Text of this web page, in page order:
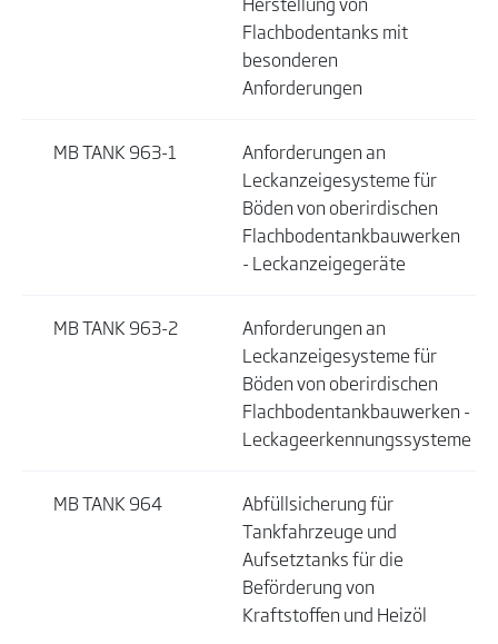
Flachbodentanks mit
besonderen
Anforderungen
MB TANK 963-1
Anforderungen an
Leckanzeigesysteme für
Böden von oberirdischen
Flachbodentankbauwerken
- Leckanzeigegeräte
MB TANK 963-2
Anforderungen an
Leckanzeigesysteme für
Böden von oberirdischen
Flachbodentankbauwerken -
Leckageerkennungssysteme
MB TANK 964
Abfüllsicherung für
Tankfahrzeuge und
Aufsetztanks für die
Beförderung von
Kraftstoffen und Heizöl